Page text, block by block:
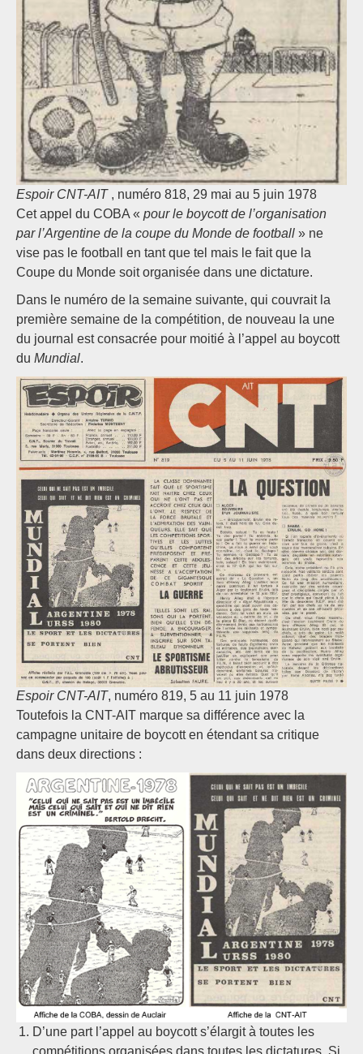
Espoir CNT-AIT, numéro 818, 29 mai au 5 juin 1978
Cet appel du COBA « pour le boycott de l’organisation
par l’Argentine de la coupe du Monde de football » ne
vise pas le football en tant que tel mais le fait que la
Coupe du Monde soit organisée dans une dictature.
Dans le numéro de la semaine suivante, qui couvrait la
première semaine de la compétition, de nouveau la une
du journal est consacrée pour moitié à l’appel au boycott
du Mundial.
Espoir CNT-AIT, numéro 819, 5 au 11 juin 1978
Toutefois la CNT-AIT marque sa différence avec la
campagne unitaire de boycott en étendant sa critique
dans deux directions :
D’une part l’appel au boycott s’élargit à toutes les